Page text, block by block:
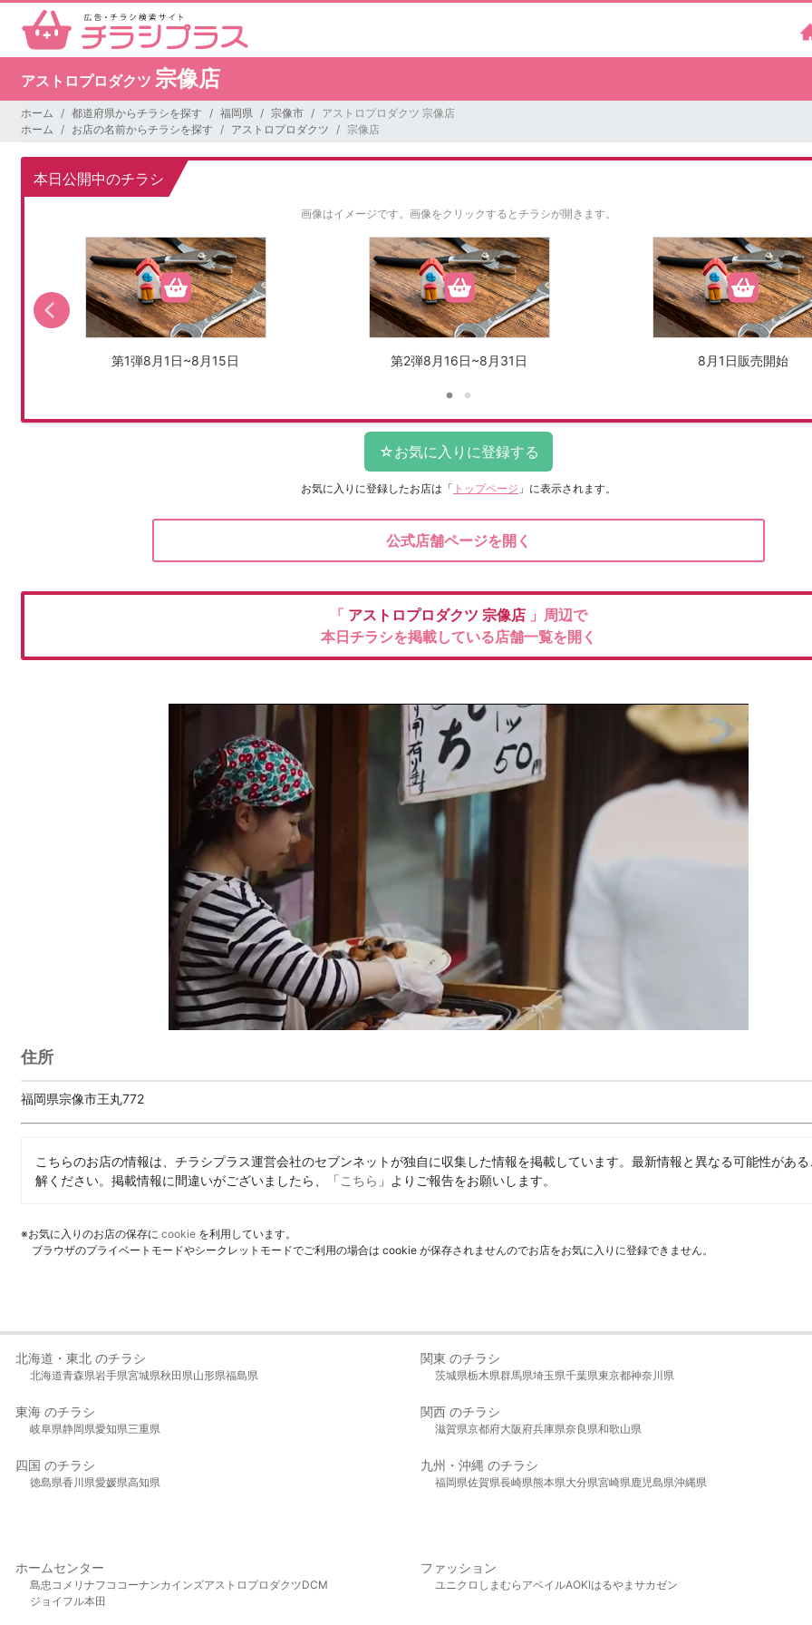
アストロプロダクツ 宗像店
ホーム 都道府県からチラシを探す 福岡県 宗像市
アストロプロダクツ 宗像店
ホーム
お店の名前からチラシを探す アストロプロダクツ 宗像店
本日公開中のチラシ
画像はイメージです。 画像をクリックするとチラシが開きます。
第1弾8月1日~8月15日 第2弾8月16日~8月31日 8月1日販売開始
お気に入りに登録したお店は 「 トップページ 」に表示されます。
公式店舗ページを開く
「 アストロプロダクツ 宗像店 」周辺で
本日チラシを掲載している店舗一覧を開く
住所
福岡県宗像市王丸772
こちらのお店の情報は、チラシプラス運営会社のセブンネットが独自に収集した情報を掲載しています。最新情報と異なる可能性があ
解ください。掲載情報に間違いがございましたら、「こちら 」よりご報告をお願いします。
※お気に入りのお店の保存に cookie を利用しています。
ブラウザのプライベートモードやシークレットモードでご利用の場合は cookie が保存されませんのでお店をお気に入りに登録できません。
北海道・東北 のチラシ
北海道青森県岩手県宮城県秋田県山形県福島県
関東 のチラシ
茨城県栃木県群馬県埼玉県千葉県東京都神奈川県
東海 のチラシ
岐阜県静岡県愛知県三重県
関西 のチラシ
滋賀県京都府大阪府兵庫県奈良県和歌山県
四国 のチラシ
徳島県香川県愛媛県高知県
九州・沖縄 のチラシ
福岡県佐賀県長崎県熊本県大分県宮崎県鹿児島県沖縄県
ホームセンター
島忠 コメリ ナフコ コーナンカインズアストロプロダクツDCM
ジョイフル本田
ファッション
ユニクロ しまむら アベイルAOKIはるやま サカゼン